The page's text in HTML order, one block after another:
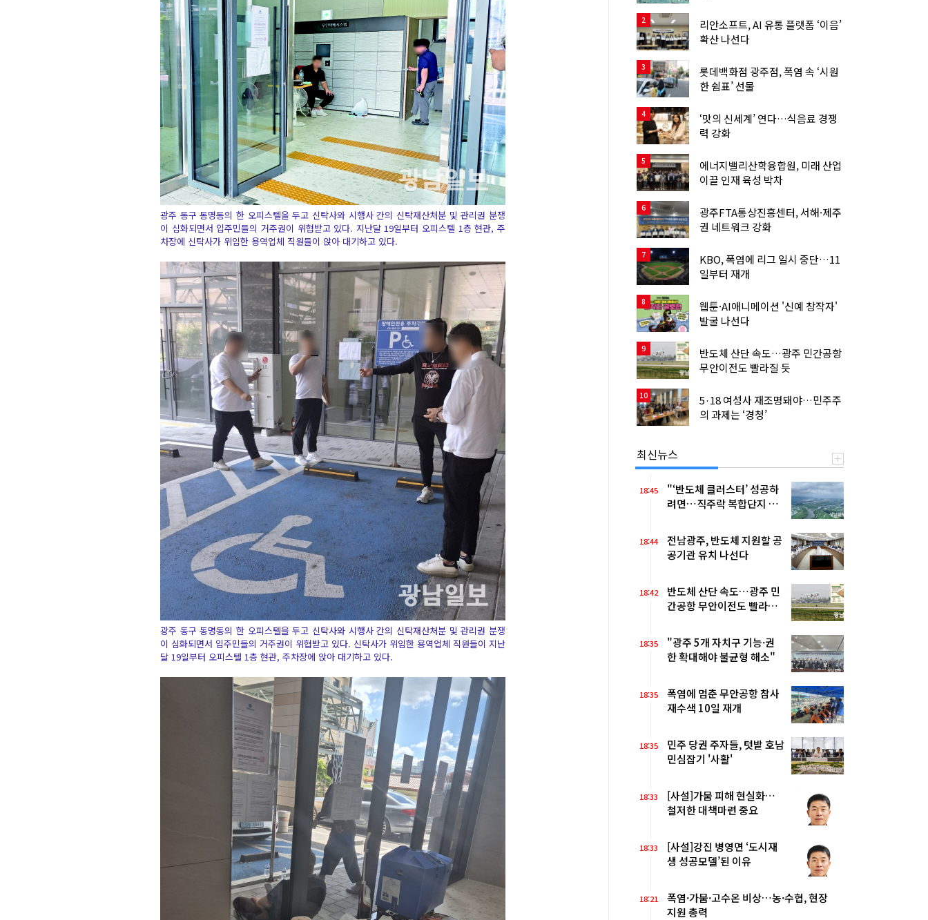
광주 동구 동명동의 한 오피스텔을 두고 신탁사와 시행사 간의 신탁재산처분 및 관리권 분쟁
이 심화되면서 입주민들의 거주권이 위협받고 있다. 지난달 19일부터 오피스텔 1층 현관, 주
차장에 신탁사가 위임한 용역업체 직원들이 앉아 대기하고 있다.
광주 동구 동명동의 한 오피스텔을 두고 신탁사와 시행사 간의 신탁재산처분 및 관리권 분쟁
이 심화되면서 입주민들의 거주권이 위협받고 있다. 신탁사가 위임한 용역업체 직원들이 지난
달 19일부터 오피스텔 1층 현관, 주차장에 앉아 대기하고 있다.
2
리안소프트, AI 유통 플랫폼 ‘이음’
확산 나선다
3
롯데백화점 광주점, 폭염 속 ‘시원
한 쉼표’ 선물
4
‘맛의 신세계’ 연다…식음료 경쟁
력 강화
5
에너지밸리산학융합원, 미래 산업
이끌 인재 육성 박차
6
광주FTA통상진흥센터, 서해·제주
권 네트워크 강화
7
KBO, 폭염에 리그 일시 중단…11
일부터 재개
8
웹툰·AI애니메이션 '신예 창작자'
발굴 나선다
9
반도체 산단 속도…광주 민간공항
무안이전도 빨라질 듯
10
5·18 여성사 재조명돼야…민주주
의 과제는 ‘경청’
최신뉴스
18:45
"‘반도체 클러스터’ 성공하
려면…직주락 복합단지 구
18:44
전남광주, 반도체 지원할 공
공기관 유치 나선다
18:42
반도체 산단 속도…광주 민
간공항 무안이전도 빨라질
18:35
"광주 5개 자치구 기능·권
한 확대해야 불균형 해소"
18:35
폭염에 멈춘 무안공항 참사
재수색 10일 재개
18:35
민주 당권 주자들, 텃밭 호남
민심잡기 '사활'
18:33
[사설]가뭄 피해 현실화…
철저한 대책마련 중요
18:33
[사설]강진 병영면 ‘도시재
생 성공모델’된 이유
18:21
폭염·가뭄·고수온 비상…농·수협, 현장
지원 총력